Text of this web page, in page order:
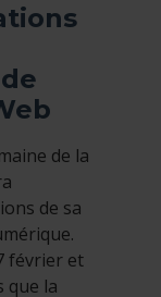
de la
de sa
février et
que la